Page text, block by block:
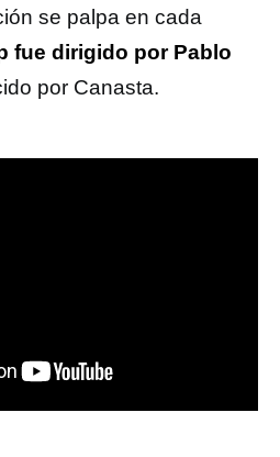
se palpa en cada
fue dirigido por Pablo
por Canasta.